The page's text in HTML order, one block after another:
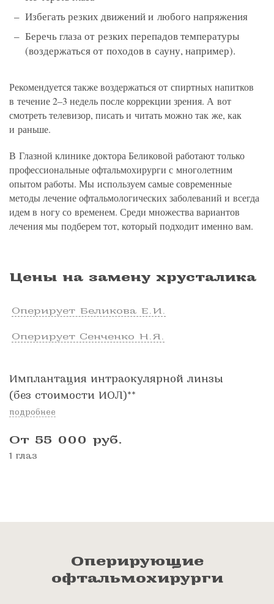
Избегать резких движений и любого напряжения
Беречь глаза от резких перепадов температуры
(воздержаться от походов в сауну, например).
Рекомендуется также воздержаться от спиртных напитков
в течение 2–3 недель после коррекции зрения. А вот
смотреть телевизор, писать и читать можно так же, как
и раньше.
В Глазной клинике доктора Беликовой работают только
профессиональные офтальмохирурги с многолетним
опытом работы. Мы используем самые современные
методы лечение офтальмологических заболеваний и всегда
идем в ногу со временем. Среди множества вариантов
лечения мы подберем тот, который подходит именно вам.
Цены на замену хрусталика
Оперирует Беликова Е.И.
Оперирует Сенченко Н.Я.
Имплантация интраокулярной линзы
(без стоимости ИОЛ)**
подробнее
От 55 000 руб.
1 глаз
Оперирующие
офтальмохирурги